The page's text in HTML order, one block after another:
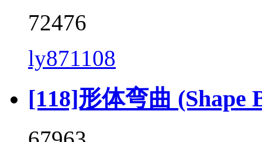
72476
ly871108
[118]形体弯曲 (Shape